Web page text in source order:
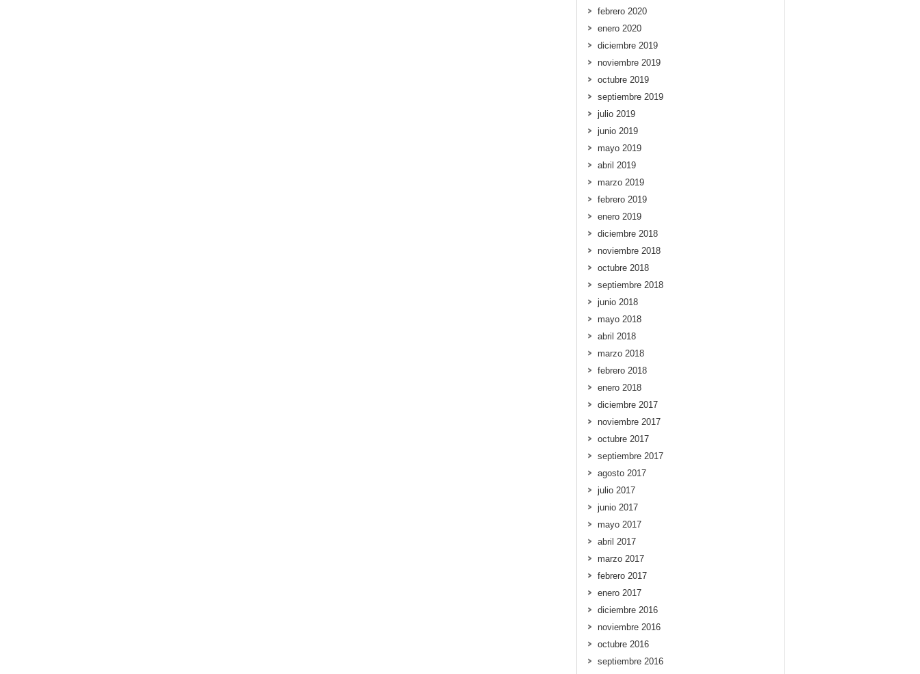
febrero 2020
enero 2020
diciembre 2019
noviembre 2019
octubre 2019
septiembre 2019
julio 2019
junio 2019
mayo 2019
abril 2019
marzo 2019
febrero 2019
enero 2019
diciembre 2018
noviembre 2018
octubre 2018
septiembre 2018
junio 2018
mayo 2018
abril 2018
marzo 2018
febrero 2018
enero 2018
diciembre 2017
noviembre 2017
octubre 2017
septiembre 2017
agosto 2017
julio 2017
junio 2017
mayo 2017
abril 2017
marzo 2017
febrero 2017
enero 2017
diciembre 2016
noviembre 2016
octubre 2016
septiembre 2016